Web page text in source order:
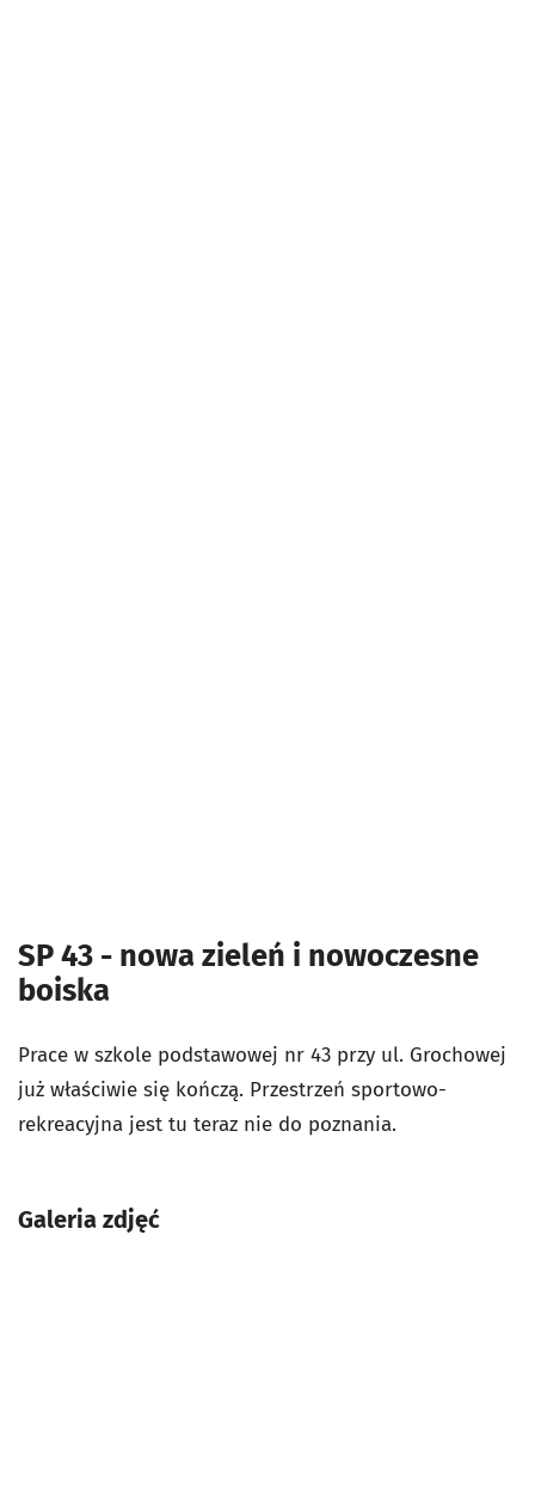
SP 43 - nowa zieleń i nowoczesne
boiska
Prace w szkole podstawowej nr 43 przy ul. Grochowej
już właściwie się kończą. Przestrzeń sportowo-
rekreacyjna jest tu teraz nie do poznania.
Galeria zdjęć